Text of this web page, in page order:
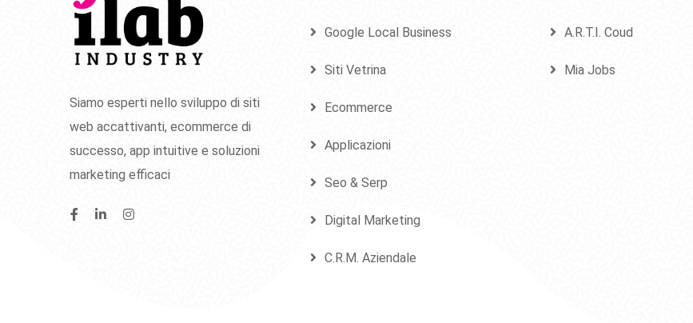
Siamo esperti nello sviluppo di siti
web accattivanti, ecommerce di
successo, app intuitive e soluzioni
marketing efficaci
Google Local Business
Siti Vetrina
Ecommerce
Applicazioni
Seo & Serp
Digital Marketing
C.R.M. Aziendale
A.R.T.I. Coud
Mia Jobs